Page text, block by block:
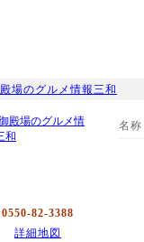
場のグルメ情報三和
0550-82-3388
詳細地図
名